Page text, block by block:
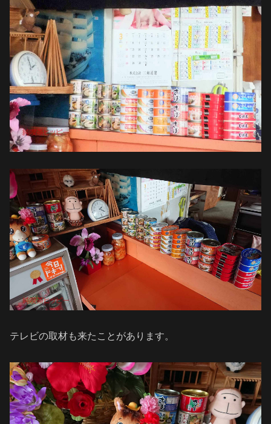
テレビの取材も来たことがあります。